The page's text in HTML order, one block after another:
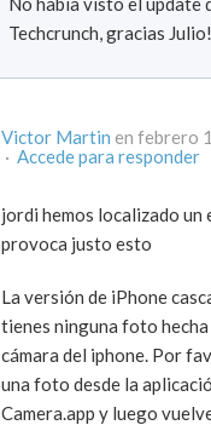
Techcrunch, gracias Julio!
Victor Martin en febrero
· Accede para responder
jordi hemos localizado un
provoca justo esto
La versión de iPhone
tienes ninguna foto hecha
cámara del iphone. Por
una foto desde la
Camera.app y luego